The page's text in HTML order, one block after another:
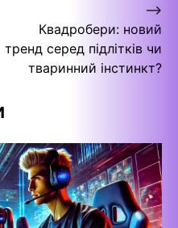
Квадробери: новий
тренд серед підлітків чи
тваринний інстинкт?
⟶